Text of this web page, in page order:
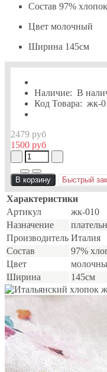
Состав 97%
Цвет молочный
Ширина 145см
Наличие: В
Код Товара: жк-
2479 руб
1500 руб
В корзину Быстрый
Характеристики
Артикул
жк-010
Назначение
Производитель Италия
Состав
97%
Цвет
Ширина
145см